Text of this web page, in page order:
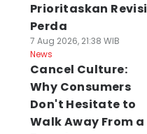
Prioritaskan Revisi
Perda
7 Aug 2026, 21:38 WIB
News
Cancel Culture:
Why Consumers
Don't Hesitate to
Walk Away From a